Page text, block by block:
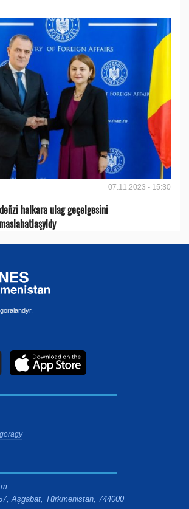
07.11.2023 - 15:30
halkara ulag geçelgesini
Aşgabat, Türkmenistan, 744000